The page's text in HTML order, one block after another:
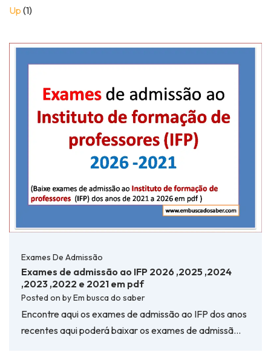
Up (1)
Exames De Admissão
Exames de admissão ao IFP 2026 ,2025 ,2024
,2023 ,2022 e 2021 em pdf
Posted on byEm busca do saber
Encontre aqui os exames de admissão ao IFP dos anos
recentes aqui poderá baixar os exames de admissã…